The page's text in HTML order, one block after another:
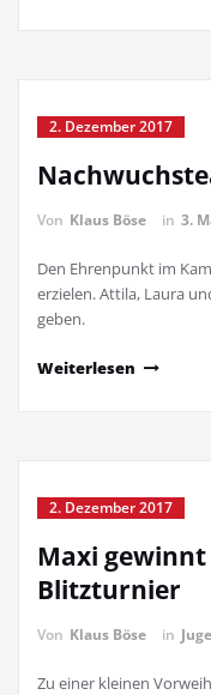
2. Dezember 2017
Von Klaus Böse in 3.
Den Ehrenpunkt im
erzielen. Attila, Laura
geben.
Weiterlesen
2. Dezember 2017
Maxi gewinnt
Blitzturnier
Von Klaus Böse in
Zu einer kleinen